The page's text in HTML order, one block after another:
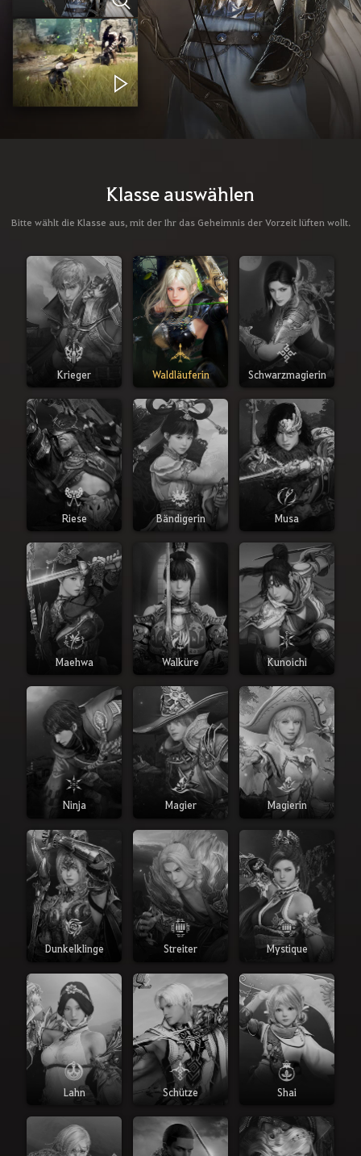
Klasse auswählen
Bitte wählt die Klasse aus, mit der Ihr das Geheimnis der Vorzeit lüften wollt.
Krieger Waldläuferin Schwarzmagierin
Riese Bändigerin Musa
Maehwa Walküre Kunoichi
Ninja Magier Magierin
Dunkelklinge Streiter Mystique
Lahn Schütze Shai